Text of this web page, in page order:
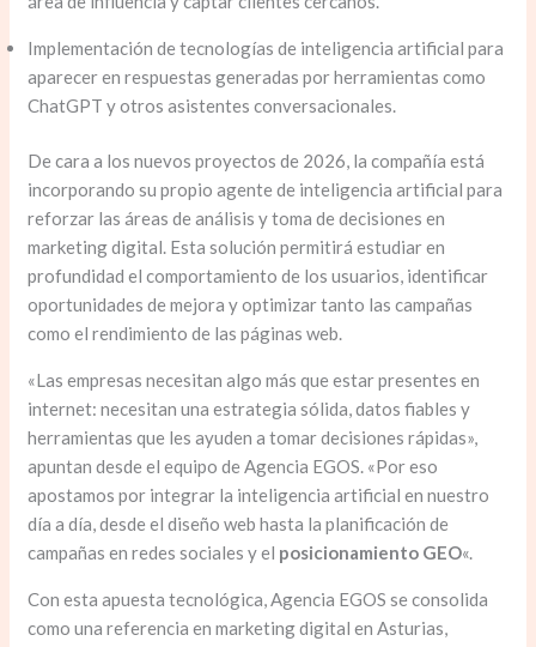
Implementación de tecnologías de inteligencia artificial para
aparecer en respuestas generadas por herramientas como
ChatGPT y otros asistentes conversacionales.
De cara a los nuevos proyectos de 2026, la compañía está
incorporando su propio agente de inteligencia artificial para
reforzar las áreas de análisis y toma de decisiones en
marketing digital. Esta solución permitirá estudiar en
profundidad el comportamiento de los usuarios, identificar
oportunidades de mejora y optimizar tanto las campañas
como el rendimiento de las páginas web.
«Las empresas necesitan algo más que estar presentes en
internet: necesitan una estrategia sólida, datos fiables y
herramientas que les ayuden a tomar decisiones rápidas»,
apuntan desde el equipo de Agencia EGOS. «Por eso
apostamos por integrar la inteligencia artificial en nuestro
día a día, desde el diseño web hasta la planificación de
campañas en redes sociales y el posicionamiento GEO«.
Con esta apuesta tecnológica, Agencia EGOS se consolida
como una referencia en marketing digital en Asturias,